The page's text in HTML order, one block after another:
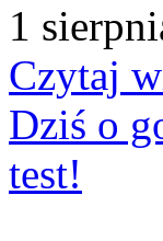
1
Czytaj
Dziś o
test!